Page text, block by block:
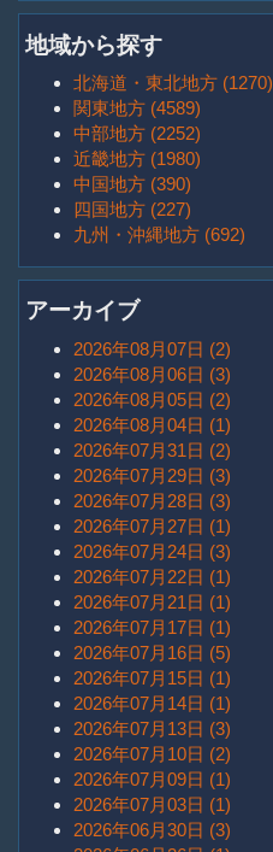
地域から探す
北海道・東北地方 (1270)
関東地方 (4589)
中部地方 (2252)
近畿地方 (1980)
中国地方 (390)
四国地方 (227)
九州・沖縄地方 (692)
アーカイブ
2026年08月07日 (2)
2026年08月06日 (3)
2026年08月05日 (2)
2026年08月04日 (1)
2026年07月31日 (2)
2026年07月29日 (3)
2026年07月28日 (3)
2026年07月27日 (1)
2026年07月24日 (3)
2026年07月22日 (1)
2026年07月21日 (1)
2026年07月17日 (1)
2026年07月16日 (5)
2026年07月15日 (1)
2026年07月14日 (1)
2026年07月13日 (3)
2026年07月10日 (2)
2026年07月09日 (1)
2026年07月03日 (1)
2026年06月30日 (3)